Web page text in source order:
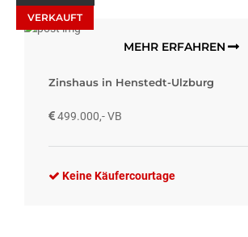
VERKAUFT
MEHR ERFAHREN
Zinshaus in Henstedt-Ulzburg
499.000,- VB
Keine Käufercourtage